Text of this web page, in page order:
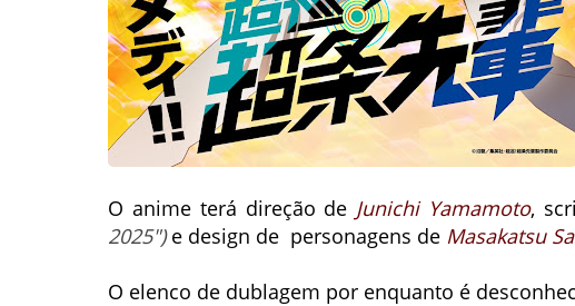
O anime terá direção de Junichi Yamamoto,
2025")e design de personagens de Masakatsu
O elenco de dublagem por enquanto é